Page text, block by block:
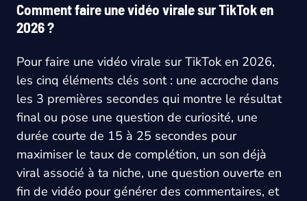
Comment faire une vidéo virale sur TikTok en
2026 ?
Pour faire une vidéo virale sur TikTok en 2026,
les cinq éléments clés sont : une accroche dans
les 3 premières secondes qui montre le résultat
final ou pose une question de curiosité, une
durée courte de 15 à 25 secondes pour
maximiser le taux de complétion, un son déjà
viral associé à ta niche, une question ouverte en
fin de vidéo pour générer des commentaires, et